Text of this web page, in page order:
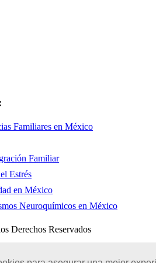
Familiares en México
Familiar
Estrés
en México
Neuroquímicos en México
Derechos Reservados